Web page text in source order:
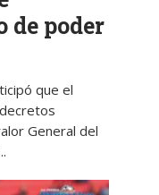
de poder
que el
General del